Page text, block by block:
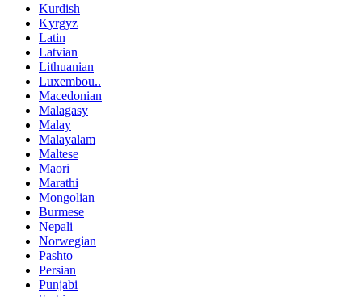
Kurdish
Kyrgyz
Latin
Latvian
Lithuanian
Luxembou..
Macedonian
Malagasy
Malay
Malayalam
Maltese
Maori
Marathi
Mongolian
Burmese
Nepali
Norwegian
Pashto
Persian
Punjabi